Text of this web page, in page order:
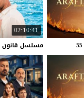
55
02:10:41
مسلسل قانون